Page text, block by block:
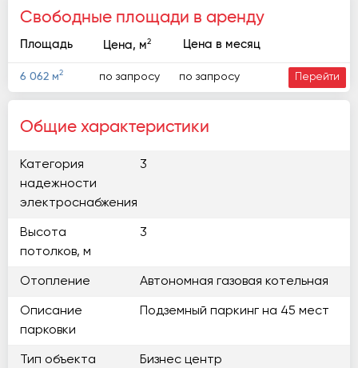
Свободные площади в аренду
Площадь Цена, м2 Цена в месяц
6 062 м2 по запросу по запросу Перейти
Общие характеристики
Категория
надежности
электроснабжения
3
Высота
потолков, м
3
Отопление Автономная газовая котельная
Описание
парковки
Подземный паркинг на 45 мест
Тип объекта
Бизнес центр